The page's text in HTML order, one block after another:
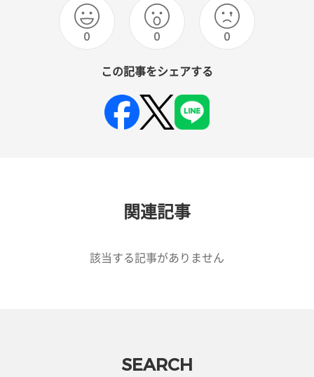
0 0 0
この記事をシェアする
関連記事
該当する記事がありません
SEARCH